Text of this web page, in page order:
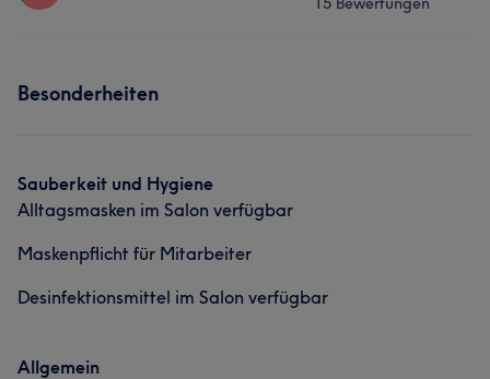
Besonderheiten
Sauberkeit und Hygiene
Alltagsmasken im Salon verfügbar
Maskenpflicht für Mitarbeiter
Desinfektionsmittel im Salon verfügbar
Allgemein